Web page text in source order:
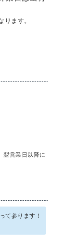
ます。
翌営業日以降に
て参ります！